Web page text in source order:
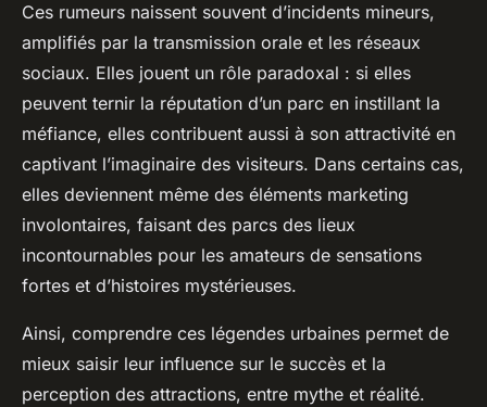
Ces rumeurs naissent souvent d’incidents mineurs,
amplifiés par la transmission orale et les réseaux
sociaux. Elles jouent un rôle paradoxal : si elles
peuvent ternir la réputation d’un parc en instillant la
méfiance, elles contribuent aussi à son attractivité en
captivant l’imaginaire des visiteurs. Dans certains cas,
elles deviennent même des éléments marketing
involontaires, faisant des parcs des lieux
incontournables pour les amateurs de sensations
fortes et d’histoires mystérieuses.
Ainsi, comprendre ces légendes urbaines permet de
mieux saisir leur influence sur le succès et la
perception des attractions, entre mythe et réalité.